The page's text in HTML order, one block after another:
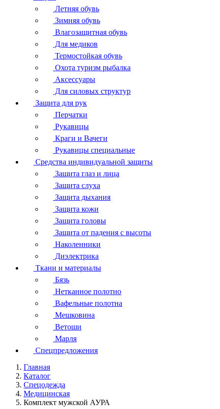
Летняя обувь
Зимняя обувь
Влагозащитная обувь
Для медиков
Термостойкая обувь
Охота туризм рыбалка
Аксессуары
Для силовых структур
Защита для рук
Перчатки
Рукавицы
Краги и Вачеги
Рукавицы специальные
Средства индивидуальной защиты
Защита глаз и лица
Защита слуха
Защита дыхания
Защита кожи
Защита головы
Защита от падения с высоты
Наколенники
Диэлектрика
Ткани и материалы
Бязь
Нетканное полотно
Вафельные полотна
Мешковина
Ветоши
Марля
Спецпредложения
Главная
Каталог
Спецодежда
Медицинская
Комплект мужской АУРА